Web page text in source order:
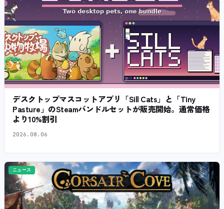
デスクトップマスコットアプリ「Sill Cats」と「Tiny
Pasture」のSteamバンドルセットが販売開始。通常価格
より10%割引
2026.08.06
ニュース